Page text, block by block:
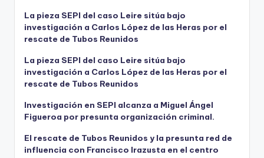
La pieza SEPI del caso Leire sitúa bajo
investigación a Carlos López de las Heras por el
rescate de Tubos Reunidos
La pieza SEPI del caso Leire sitúa bajo
investigación a Carlos López de las Heras por el
rescate de Tubos Reunidos
Investigación en SEPI alcanza a Miguel Ángel
Figueroa por presunta organización criminal.
El rescate de Tubos Reunidos y la presunta red de
influencia con Francisco Irazusta en el centro